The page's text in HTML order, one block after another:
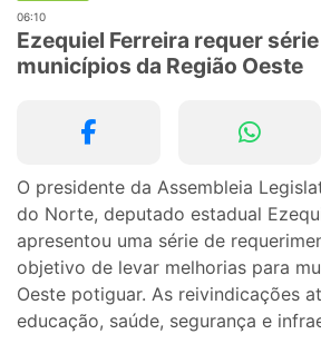
06:10
Ezequiel Ferreira requer
municípios da Região Oeste
O presidente da Assembleia
do Norte, deputado estadual
apresentou uma série de
objetivo de levar melhorias para
Oeste potiguar. As reivindicações
educação, saúde, segurança e